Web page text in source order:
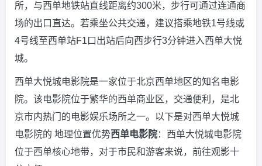
所，与西单地铁站直线距离约300米，步行可通过连通商
场的出口直达。若乘坐公共交通，建议搭乘地铁1号线或
4号线至西单站F1口出站后向西步行3分钟进入西单大悦
城。
西单大悦城电影院是一家位于北京西单地区的知名电影
院。该电影院位于繁华的西单商业区，交通便利，是北
京市内热门的电影娱乐场所之一。以下是对西单大悦城
电影院的 地理位置优势西单电影院：西单大悦城电影院
位于西单核心地带，对于市民和游客来说，前往观影十